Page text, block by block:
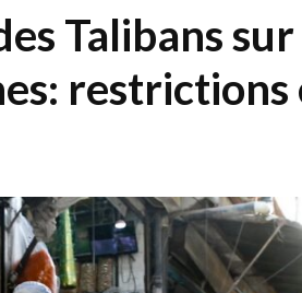
Talibans
restrictions